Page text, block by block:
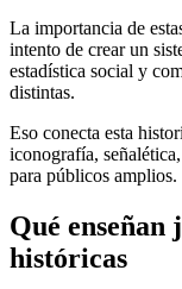
La importancia de
intento de crear un
estadística social y
distintas.
Eso conecta esta
iconografía,
para públicos amplios.
Qué enseñan
históricas